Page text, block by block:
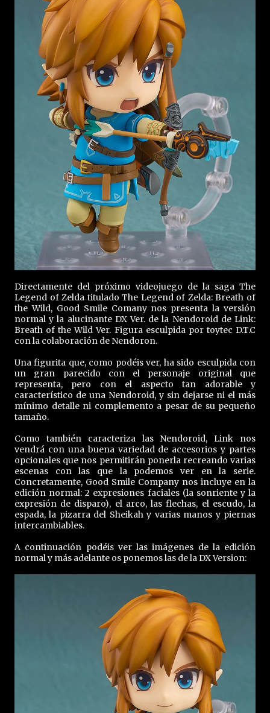
Directamente del próximo videojuego de la saga The
Legend of Zelda titulado The Legend of Zelda: Breath of
the Wild, Good Smile Comany nos presenta la versión
normal y la alucinante DX Ver. de la Nendoroid de Link:
Breath of the Wild Ver. Figura esculpida por toytec D.T.C
con la colaboración de Nendoron.
Una figurita que, como podéis ver, ha sido esculpida con
un gran parecido con el personaje original que
representa, pero con el aspecto tan adorable y
característico de una Nendoroid, y sin dejarse ni el más
mínimo detalle ni complemento a pesar de su pequeño
tamaño.
Como también caracteriza las Nendoroid, Link nos
vendrá con una buena variedad de accesorios y partes
opcionales que nos permitirán ponerla recreando varias
escenas con las que la podemos ver en la serie.
Concretamente, Good Smile Company nos incluye en la
edición normal: 2 expresiones faciales (la sonriente y la
expresión de disparo), el arco, las flechas, el escudo, la
espada, la pizarra del Sheikah y varias manos y piernas
intercambiables.
A continuación podéis ver las imágenes de la edición
normal y más adelante os ponemos las de la DX Version: